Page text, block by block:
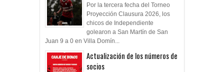
Por la tercera fecha del Torneo
Proyección Clausura 2026, los
chicos de Independiente
golearon a San Martín de San
Juan 9 a 0 en Villa Domín...
Actualización de los números de
socios